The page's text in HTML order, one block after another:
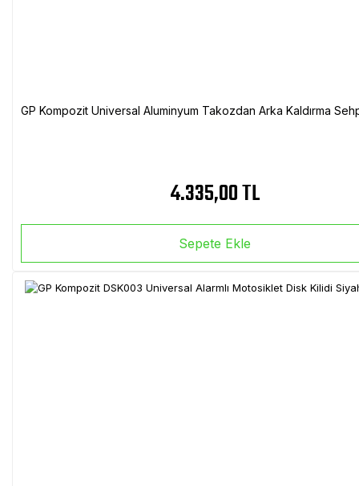
GP Kompozit Universal Aluminyum Takozdan Arka Kaldırma
4.335,00 TL
Sepete Ekle